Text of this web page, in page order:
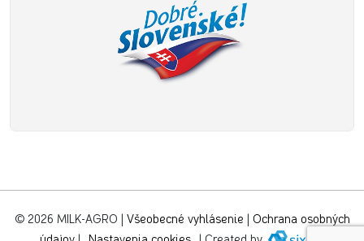
© 2026 MILK-AGRO Všeobecné vyhlásenie
Ochrana osobných